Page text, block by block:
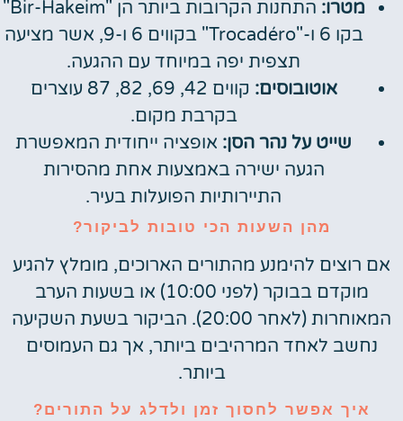
מטרו:
התחנות הקרובות ביותר הן "Bir-Hakeim"
בקו 6 ו-"Trocadéro" בקווים 6 ו-9, אשר מציעה
תצפית יפה במיוחד עם ההגעה.
אוטובוסים:
קווים 42, 69, 82, 87 עוצרים
בקרבת מקום.
שייט על נהר הסן: אופציה ייחודית המאפשרת
הגעה ישירה באמצעות אחת מהסירות
התיירותיות הפועלות בעיר.
מהן השעות הכי טובות לביקור?
אם רוצים להימנע מהתורים הארוכים, מומלץ להגיע
מוקדם בבוקר (לפני 10:00) או בשעות הערב
המאוחרות (לאחר 20:00). הביקור בשעת השקיעה
נחשב לאחד המרהיבים ביותר, אך גם העמוסים
ביותר.
איך אפשר לחסוך זמן ולדלג על התורים?